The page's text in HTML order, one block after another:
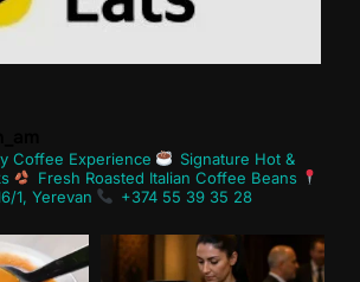
Coffee Experience
Signature Hot &
Fresh Roasted Italian Coffee Beans
1, Yerevan
+374 55 39 35 28